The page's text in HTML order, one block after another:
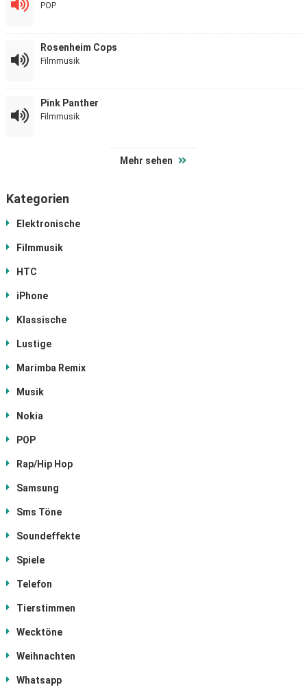
POP
Rosenheim Cops
Filmmusik
Pink Panther
Filmmusik
Mehr sehen
Kategorien
Elektronische
Filmmusik
HTC
iPhone
Klassische
Lustige
Marimba Remix
Musik
Nokia
POP
Rap/Hip Hop
Samsung
Sms Töne
Soundeffekte
Spiele
Telefon
Tierstimmen
Wecktöne
Weihnachten
Whatsapp